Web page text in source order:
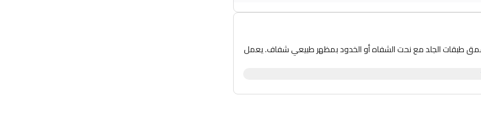
طبقات الجلد مع نحت الشفاه أو الخدود بمظهر طبيعي شفاف. يعمل